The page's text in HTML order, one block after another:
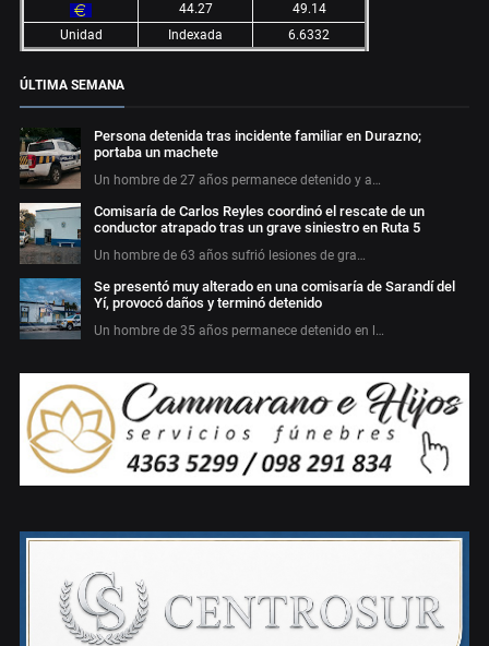
44.27
49.14
Unidad
Indexada 6.6332
ÚLTIMA SEMANA
Persona detenida tras incidente familiar en Durazno;
portaba un machete
Un hombre de 27 años permanece detenido y a…
Comisaría de Carlos Reyles coordinó el rescate de un
conductor atrapado tras un grave siniestro en Ruta 5
Un hombre de 63 años sufrió lesiones de gra…
Se presentó muy alterado en una comisaría de Sarandí del
Yí, provocó daños y terminó detenido
Un hombre de 35 años permanece detenido en l…